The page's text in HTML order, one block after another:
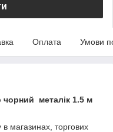
Оплата Умови
чорний металік 1.5 м
магазинах, торгових